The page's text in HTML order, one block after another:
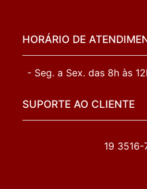
HORÁRIO DE
- Seg. a Sex. das 8h às
SUPORTE AO CLIENTE
19 3516-